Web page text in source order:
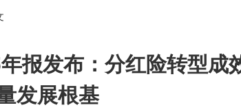
报发布：分红险转型成
发展根基